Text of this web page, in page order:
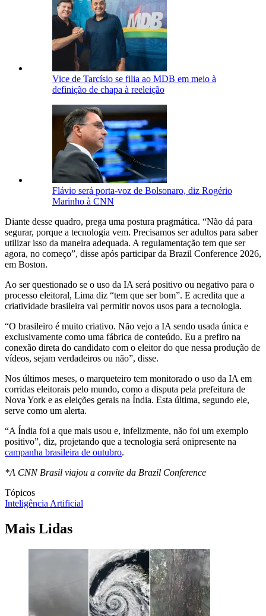
Vice de Tarcísio se filia ao MDB em meio à
definição de chapa à reeleição
Flávio será porta-voz de Bolsonaro, diz Rogério
Marinho à CNN
Diante desse quadro, prega uma postura pragmática. “Não dá para
segurar, porque a tecnologia vem. Precisamos ser adultos para saber
utilizar isso da maneira adequada. A regulamentação tem que ser
agora, no começo”, disse após participar da Brazil Conference 2026,
em Boston.
Ao ser questionado se o uso da IA será positivo ou negativo para o
processo eleitoral, Lima diz “tem que ser bom”. E acredita que a
criatividade brasileira vai permitir novos usos para a tecnologia.
“O brasileiro é muito criativo. Não vejo a IA sendo usada única e
exclusivamente como uma fábrica de conteúdo. Eu a prefiro na
conexão direta do candidato com o eleitor do que nessa produção de
vídeos, sejam verdadeiros ou não”, disse.
Nos últimos meses, o marqueteiro tem monitorado o uso da IA em
corridas eleitorais pelo mundo, como a disputa pela prefeitura de
Nova York e as eleições gerais na Índia. Esta última, segundo ele,
serve como um alerta.
“A Índia foi a que mais usou e, infelizmente, não foi um exemplo
positivo”, diz, projetando que a tecnologia será onipresente na
campanha brasileira de outubro.
*A CNN Brasil viajou a convite da Brazil Conference
Tópicos
Inteligência Artificial
Mais Lidas